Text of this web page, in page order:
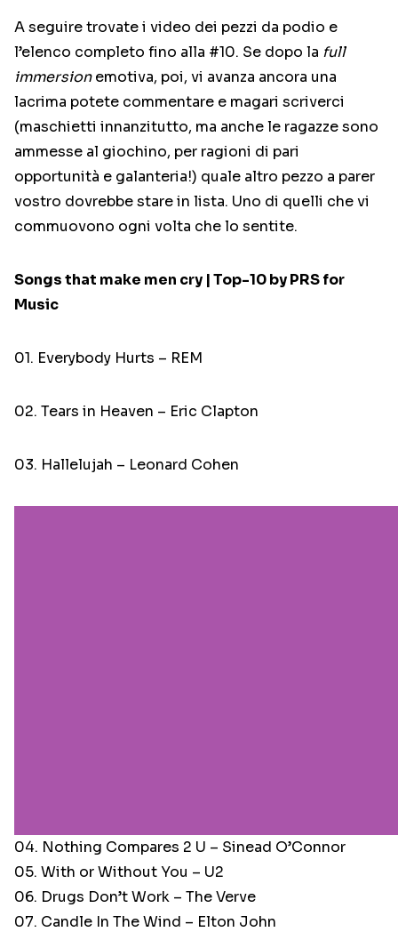
A seguire trovate i video dei pezzi da podio e
l’elenco completo fino alla #10. Se dopo la full
immersionemotiva, poi, vi avanza ancora una
lacrima potete commentare e magari scriverci
(maschietti innanzitutto, ma anche le ragazze sono
ammesse al giochino, per ragioni di pari
opportunità e galanteria!) quale altro pezzo a parer
vostro dovrebbe stare in lista. Uno di quelli che vi
commuovono ogni volta che lo sentite.
Songs that make men cry | Top-10 by PRS for
Music
01. Everybody Hurts – REM
02. Tears in Heaven – Eric Clapton
03. Hallelujah – Leonard Cohen
04. Nothing Compares 2 U – Sinead O’Connor
05. With or Without You – U2
06. Drugs Don’t Work – The Verve
07. Candle In The Wind – Elton John